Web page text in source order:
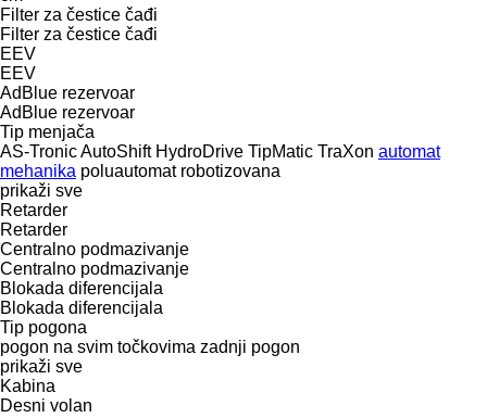
Filter za čestice čađi
Filter za čestice čađi
EEV
EEV
AdBlue rezervoar
AdBlue rezervoar
Tip menjača
AS-TronicAutoShift HydroDrive TipMatic TraXon automat
mehanika poluautomat robotizovana
prikaži sve
Retarder
Retarder
Centralno podmazivanje
Centralno podmazivanje
Blokada diferencijala
Blokada diferencijala
Tip pogona
pogon na svim točkovima zadnji pogon
prikaži sve
Kabina
Desni volan